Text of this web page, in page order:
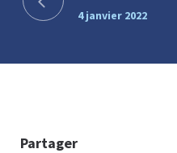
4 janvier 2022
Partager